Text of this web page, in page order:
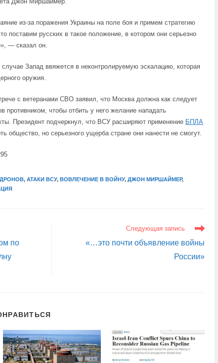
из-за поражения Украины на поле боя и примем стратегию
поставим русских в такое положение, в котором они серьезно
— сказал он.
Запад ввяжется в неконтролируемую эскалацию, которая
оружия.
с ветеранами СВО заявил, что Москва должна как следует
противником, чтобы отбить у него желание нападать
Президент подчеркнул, что ВСУ расширяют применение БПЛА
общество, но серьезного ущерба стране они нанести не смогут.
, АТАКИ ВСУ, ВОВЛЕЧЕНИЕ В ВОЙНУ, ДЖОН МИРШАЙМЕР,
по
Следующая запись
«…это почти объявление войны
России»